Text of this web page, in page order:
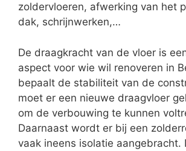
zoldervloeren, afwerking van het
dak, schrijnwerken,…
De draagkracht van de vloer is
aspect voor wie wil renoveren in
bepaalt de stabiliteit van de
moet er een nieuwe draagvloer
om de verbouwing te kunnen
Daarnaast wordt er bij een
vaak ineens isolatie aangebracht.